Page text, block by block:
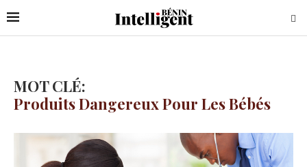
MOT CLÉ:
Produits Dangereux Pour Les Bébés